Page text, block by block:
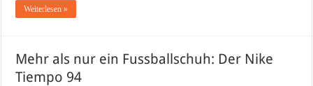
Weiterlesen »
Mehr als nur ein Fussballschuh: Der Nike
Tiempo 94